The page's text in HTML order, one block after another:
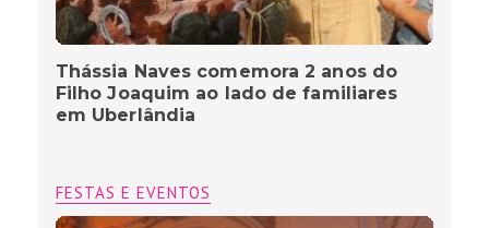
Thássia Naves comemora 2 anos do
Filho Joaquim ao lado de familiares
em Uberlândia
FESTAS E EVENTOS